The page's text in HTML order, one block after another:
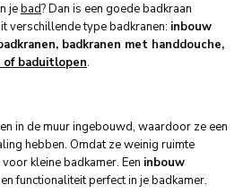
jebad? Dan is een goede badkraan
verschillende type badkranen: inbouw
badkranen met handdouche,
baduitlopen.
in de muur ingebouwd, waardoor ze een
hebben. Omdat ze weinig ruimte
kleine badkamer. Een inbouw
functionaliteit perfect in je badkamer.